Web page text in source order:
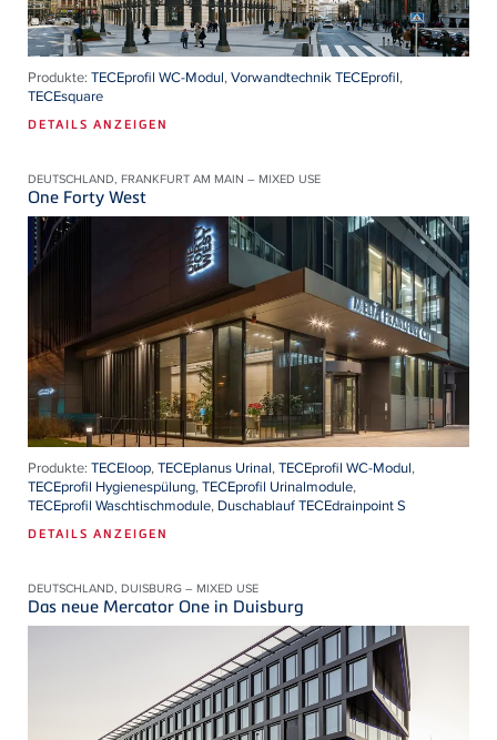
Produkte: TECEprofil WC-Modul,Vorwandtechnik TECEprofil,
TECEsquare
DETAILS ANZEIGEN
DEUTSCHLAND, FRANKFURT AM MAIN – MIXED USE
One Forty West
Produkte: TECEloop,TECEplanus Urinal,TECEprofil WC-Modul,
TECEprofil Hygienespülung,TECEprofil Urinalmodule,
TECEprofil Waschtischmodule, Duschablauf TECEdrainpoint S
DETAILS ANZEIGEN
DEUTSCHLAND, DUISBURG – MIXED USE
Das neue Mercator One in Duisburg